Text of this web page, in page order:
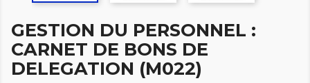
GESTION DU PERSONNEL :
CARNET DE BONS DE
DELEGATION (M022)